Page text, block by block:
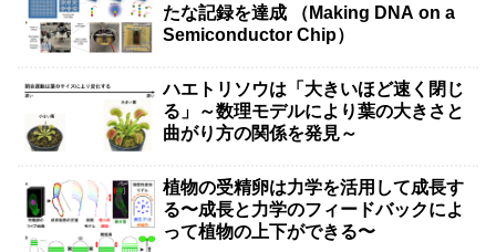
たな記録を達成 （Making DNA on a
Semiconductor Chip）
ハエトリソウは「大きいほど速く閉じ
る」～数理モデルにより葉の大きさと
曲がり方の関係を発見～
植物の受精卵は力学を活用して成長す
る〜成長と力学のフィードバックによ
って植物の上下ができる〜